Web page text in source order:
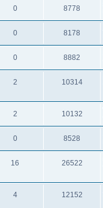
0 8778
0 8178
0 8882
2 10314
2 10132
0 8528
16 26522
4 12152